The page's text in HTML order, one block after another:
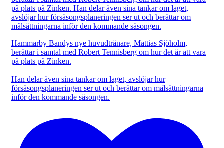
Hammarby Bandys nye huvudtränare, Mattias Sjöholm,
berättar i samtal med Robert Tennisberg om hur det är att vara
på plats på Zinken.
Han delar även sina tankar om laget, avslöjar hur
försäsongsplaneringen ser ut och berättar om målsättningarna
inför den kommande säsongen.